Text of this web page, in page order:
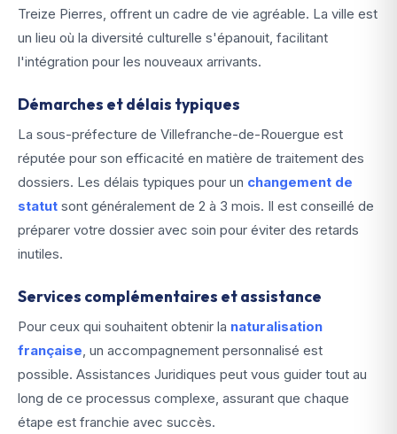
Treize Pierres, offrent un cadre de vie agréable. La ville est
un lieu où la diversité culturelle s'épanouit, facilitant
l'intégration pour les nouveaux arrivants.
Démarches et délais typiques
La sous-préfecture de Villefranche-de-Rouergue est
réputée pour son efficacité en matière de traitement des
dossiers. Les délais typiques pour un changement de
statut sont généralement de 2 à 3 mois. Il est conseillé de
préparer votre dossier avec soin pour éviter des retards
inutiles.
Services complémentaires et assistance
Pour ceux qui souhaitent obtenir la naturalisation
française, un accompagnement personnalisé est
possible. Assistances Juridiques peut vous guider tout au
long de ce processus complexe, assurant que chaque
étape est franchie avec succès.